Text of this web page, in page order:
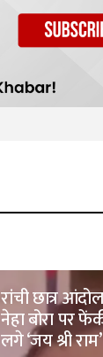
रांची छात्र
नेहा बोरा पर
लगे ‘जय श्री